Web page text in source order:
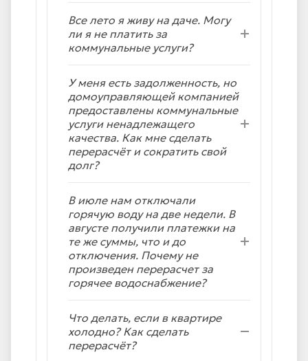
Все лето я живу на даче. Могу
ли я не платить за
коммунальные услуги?
У меня есть задолженность, но
домоуправляющей компанией
предоставлены коммунальные
услуги ненадлежащего
качества. Как мне сделать
перерасчёт и сократить свой
долг?
В июле нам отключали
горячую воду на две недели. В
августе получили платежки на
те же суммы, что и до
отключения. Почему не
произведен перерасчет за
горячее водоснабжение?
Что делать, если в квартире
холодно? Как сделать
перерасчёт?